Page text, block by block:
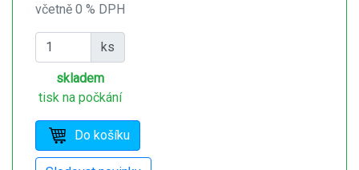
včetně 0 % DPH
ks
skladem
tisk na počkání